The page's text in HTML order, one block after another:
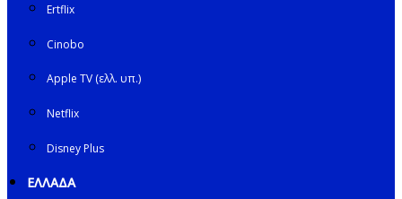
Ertflix
Cinobo
Apple TV (ελλ. υπ.)
Netflix
Disney Plus
ΕΛΛΑΔΑ